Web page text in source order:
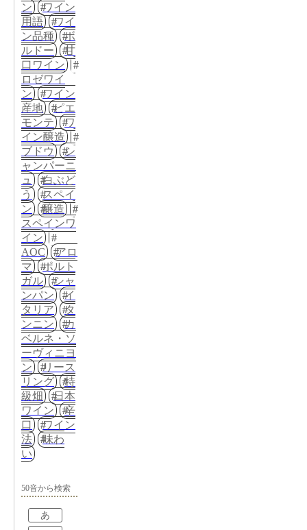
ン
ワイン
用語
ワイ
ン品種
ボ
ルドー
甘
口ワイン
ロゼワイ
ン
ワイン
産地
ピエ
モンテ
ワ
イン醸造
ブドウ
シ
ャンパーニ
ュ
白ぶど
う
スペイ
ン
醸造
スペインワ
イン
AOC
アロ
マ
ポルト
ガル
シャ
ンパン
イ
タリア
タ
ンニン
カ
ベルネ・ソ
ーヴィニヨ
ン
リース
リング
特
級畑
日本
ワイン
辛
口
ワイン
法
味わ
い
50音から検索
あ